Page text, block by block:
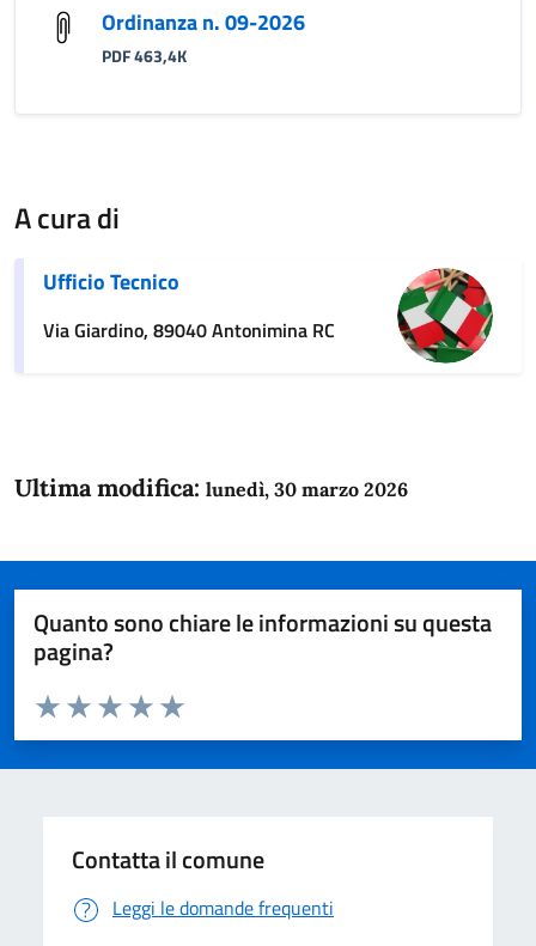
Ordinanza n. 09-2026
PDF 463,4K
A cura di
Ufficio Tecnico
Via Giardino, 89040 Antonimina RC
Ultima modifica: lunedì, 30 marzo 2026
Quanto sono chiare le informazioni su questa
pagina?
Domanda
Valuta da 1 a 5 stelle la pagina
Valuta 5 stelle su 5
Valuta 4 stelle su 5
Valuta 3 stelle su 5
Valuta 2 stelle su 5
Valuta 1 stelle su 5
Contatta il comune
Leggi le domande frequenti